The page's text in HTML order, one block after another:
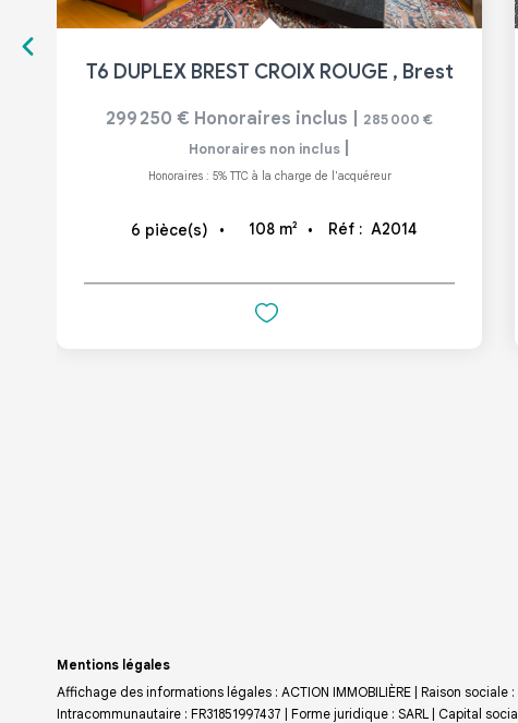
T6 DUPLEX BREST CROIX ROUGE , Brest
299 250 € Honoraires inclus
285 000 €
Honoraires non inclus
Honoraires : 5% TTC à la charge de l'acquéreur
6 pièce(s) 108 m² Réf : A2014
Mentions légales
Affichage des informations légales : ACTION IMMOBILIÈRE | Raison sociale
Intracommunautaire : FR31851997437 | Forme juridique : SARL | Capital